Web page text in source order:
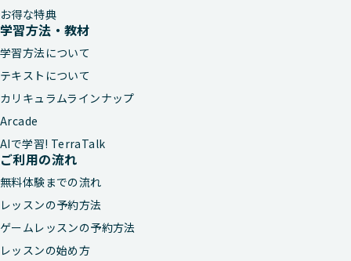
お得な特典
学習方法・教材
学習方法について
テキストについて
カリキュラムラインナップ
Arcade
AIで学習! TerraTalk
ご利用の流れ
無料体験までの流れ
レッスンの予約方法
ゲームレッスンの予約方法
レッスンの始め方